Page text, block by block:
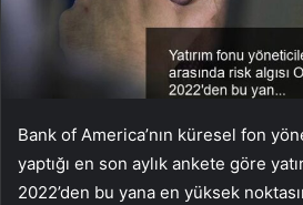
Bank of America’nın küresel fon
yaptığı en son aylık ankete göre
2022’den bu yana en yüksek